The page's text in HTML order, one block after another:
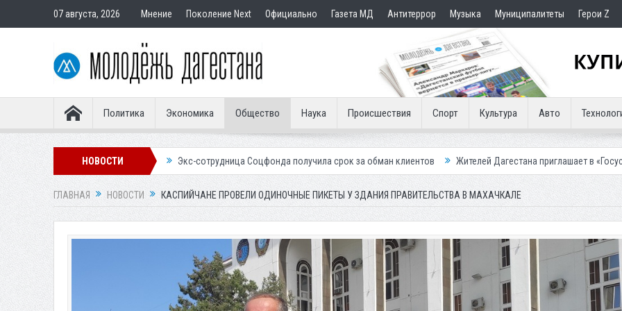
07 августа, 2026 Мнение Поколение Next Официально Газета МД Антитеррор Музыка Муниципалитеты Герои Z
Политика Экономика Общество Наука Происшествия Спорт Культура Авто
НОВОСТИ
покупателям Экс-сотрудница Соцфонда получила срок за обман клиентов Жителей Дагестана приглашает в «Госуслуги Дом»
ГЛАВНАЯ НОВОСТИ КАСПИЙЧАНЕ ПРОВЕЛИ ОДИНОЧНЫЕ ПИКЕТЫ У ЗДАНИЯ ПРАВИТЕЛЬСТВА В МАХАЧКАЛЕ